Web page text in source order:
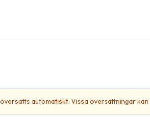
automatiskt. Vissa översättningar